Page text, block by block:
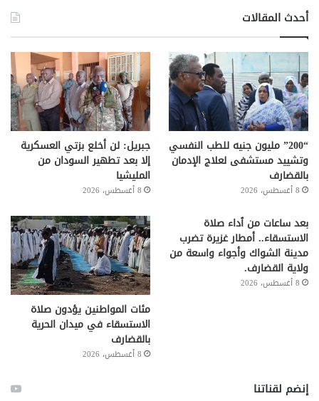
أحدث المقالات
“200” مليون جنيه للطب النفسي
وتشييد مستشفى لعلاج الإدمان
بالقضارف
8 أغسطس، 2026
جبريل: لن أخلع بزتي العسكرية
إلا بعد تطهير السودان من
المليشيا
8 أغسطس، 2026
بعد ساعات من ٱداء صلاة
الاستسقاء.. أمطار غزيرة تضرب
مدينة الشواك وأجواء واسعة من
ولاية القضارف.
8 أغسطس، 2026
مئات المواطنين يؤدون صلاة
الاستسقاء في ميدان الحرية
بالقضارف
8 أغسطس، 2026
إنضم لقناتنا